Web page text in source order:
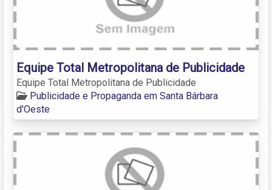
Equipe Total Metropolitana de Publicidade
Equipe Total Metropolitana de Publicidade
Publicidade e Propaganda em Santa Bárbara
d'Oeste